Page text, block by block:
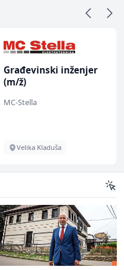
Građevinski inženjer
(m/ž)
MC-Stella
Velika Kladuša